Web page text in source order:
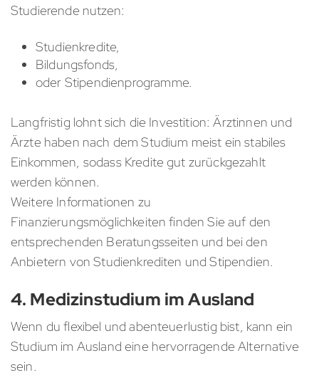
Studierende nutzen:
Studienkredite,
Bildungsfonds,
oder Stipendienprogramme.
Langfristig lohnt sich die Investition: Ärztinnen und
Ärzte haben nach dem Studium meist ein stabiles
Einkommen, sodass Kredite gut zurückgezahlt
werden können.
Weitere Informationen zu
Finanzierungsmöglichkeiten finden Sie auf den
entsprechenden Beratungsseiten und bei den
Anbietern von Studienkrediten und Stipendien.
4. Medizinstudium im Ausland
Wenn du flexibel und abenteuerlustig bist, kann ein
Studium im Ausland eine hervorragende Alternative
sein.